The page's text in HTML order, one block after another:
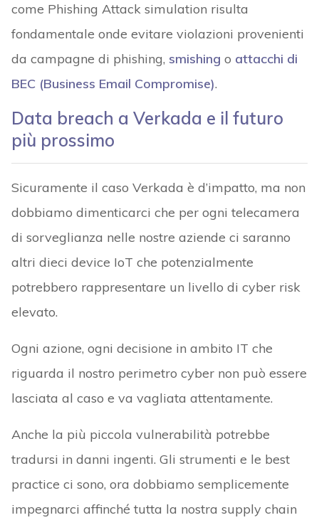
come Phishing Attack simulation risulta
fondamentale onde evitare violazioni provenienti
da campagne di phishing, smishing o attacchi di
BEC (Business Email Compromise).
Data breach a Verkada e il futuro
più prossimo
Sicuramente il caso Verkada è d’impatto, ma non
dobbiamo dimenticarci che per ogni telecamera
di sorveglianza nelle nostre aziende ci saranno
altri dieci device IoT che potenzialmente
potrebbero rappresentare un livello di cyber risk
elevato.
Ogni azione, ogni decisione in ambito IT che
riguarda il nostro perimetro cyber non può essere
lasciata al caso e va vagliata attentamente.
Anche la più piccola vulnerabilità potrebbe
tradursi in danni ingenti. Gli strumenti e le best
practice ci sono, ora dobbiamo semplicemente
impegnarci affinché tutta la nostra supply chain